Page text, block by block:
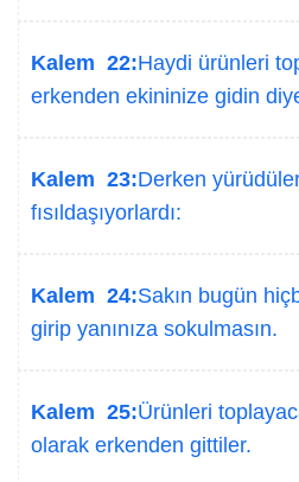
Kalem 22:Haydi ürünleri
erkenden ekininize gidin
Kalem 23:Derken
fısıldaşıyorlardı:
Kalem 24:Sakın bugün
girip yanınıza sokulmasın.
Kalem 25:Ürünleri
olarak erkenden gittiler.